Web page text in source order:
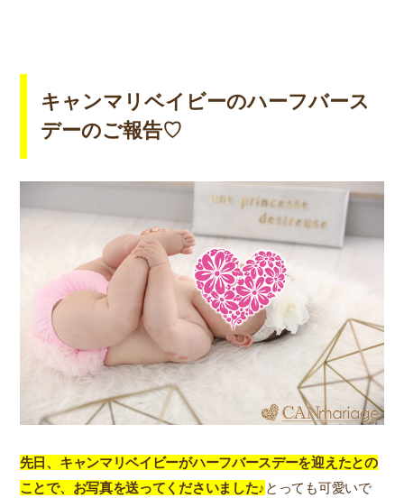
キャンマリベイビーのハーフバース
デーのご報告♡
先日、キャンマリベイビーがハーフバースデーを迎えたとの
ことで、お写真を送ってくださいました♪ とっても可愛いで